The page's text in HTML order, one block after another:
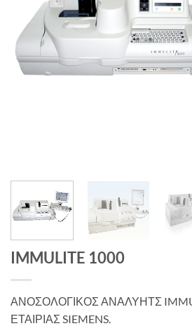
IMMULITE 1000
ΑΝΟΣΟΛΟΓΙΚΟΣ ΑΝΑΛΥΗΤΣ
ΕΤΑΙΡΙΑΣ SIEMENS.